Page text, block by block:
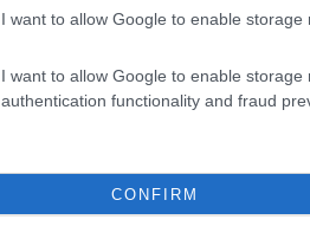
I want to allow Google to enable storage
I want to allow Google to enable storage
authentication functionality and fraud
CONFIRM
di
Marco Cesario
28 Aprile 2024, 5:56
Una difesa
passi su spinta di